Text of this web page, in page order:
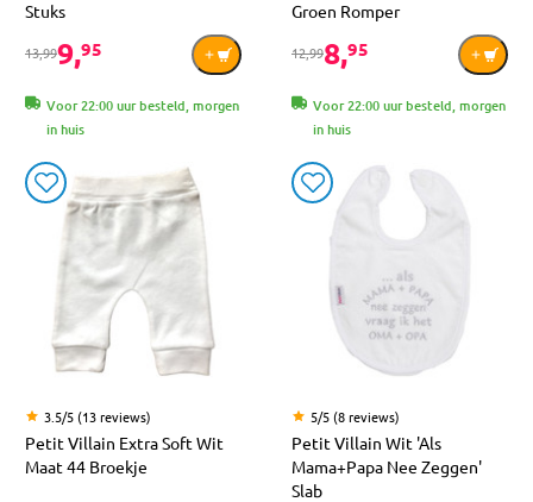
Stuks
13,999,95
Voor 22:00 uur besteld, morgen
in huis
Groen Romper
12,998,95
Voor 22:00 uur besteld, morgen
in huis
3.5/5 (13 reviews)
Petit Villain Extra Soft Wit
Maat 44 Broekje
5/5 (8 reviews)
Petit Villain Wit 'Als
Mama+Papa Nee Zeggen'
Slab